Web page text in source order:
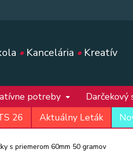
•Kancelária •Kreatív
potreby
26
Aktuálny Leták
s priemerom 60mm 50 gramov